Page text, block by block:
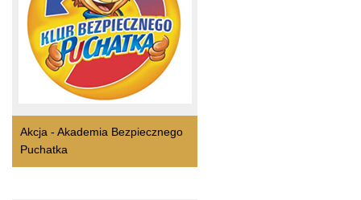
Akcja - Akademia Bezpiecznego
Puchatka